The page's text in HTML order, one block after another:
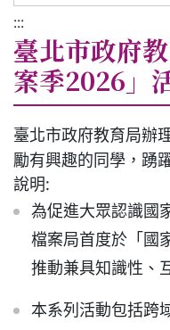
:::
臺北市政府
案季2026」
臺北市政府教育局辦
勵有興趣的同學，踴
說明:
為促進大眾認識國
檔案局首度於「國
推動兼具知識性、
本系列活動包括跨
行政單位
行事曆
招生專區
校內分機表
普通型高中